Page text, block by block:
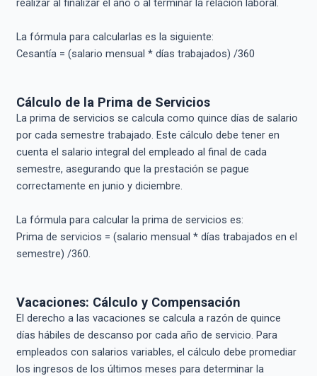
realizar al finalizar el año o al terminar la relación laboral.
La fórmula para calcularlas es la siguiente:
Cesantía = (salario mensual * días trabajados) /360
Cálculo de la Prima de Servicios
La prima de servicios se calcula como quince días de salario
por cada semestre trabajado. Este cálculo debe tener en
cuenta el salario integral del empleado al final de cada
semestre, asegurando que la prestación se pague
correctamente en junio y diciembre.
La fórmula para calcular la prima de servicios es:
Prima de servicios = (salario mensual * días trabajados en el
semestre) /360.
Vacaciones: Cálculo y Compensación
El derecho a las vacaciones se calcula a razón de quince
días hábiles de descanso por cada año de servicio. Para
empleados con salarios variables, el cálculo debe promediar
los ingresos de los últimos meses para determinar la